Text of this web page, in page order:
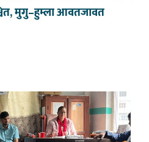
मुगु–हुम्ला आवतजावत